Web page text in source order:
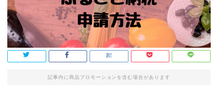
記事内に商品プロモーションを含む場合があります